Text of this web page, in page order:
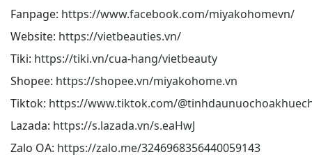
Fanpage: https://www.facebook.com/miyakohomevn/
Website: https://vietbeauties.vn/
Tiki: https://tiki.vn/cua-hang/vietbeauty
Shopee: https://shopee.vn/miyakohome.vn
Tiktok: https://www.tiktok.com/
Lazada: https://s.lazada.vn/s.eaHwJ
Zalo OA: https://zalo.me/3246968356440059143